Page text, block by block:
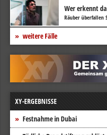
Wer erkennt
Räuber überfallen
weitere Fälle
XY-ERGEBNISSE
Festnahme in Dubai